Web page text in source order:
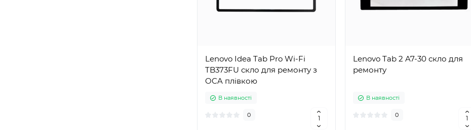
Lenovo Idea Tab Pro Wi-Fi
TB373FU скло для ремонту з
OCA плівкою
В наявності
0
Lenovo Tab 2 A7-30 скло для
ремонту
В наявності
0